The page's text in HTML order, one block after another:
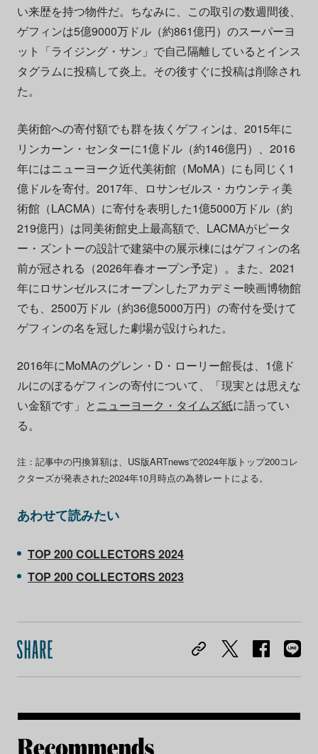
い来歴を持つ物件だ。ちなみに、この取引の数週間後、
ゲフィンは5億9000万ドル（約861億円）のスーパーヨ
ット「ライジング・サン」で自己隔離しているとインス
タグラムに投稿して炎上。その後すぐに投稿は削除され
た。
美術館への寄付額でも群を抜くゲフィンは、2015年に
リンカーン・センターに1億ドル（約146億円）、2016
年にはニューヨーク近代美術館（MoMA）にも同じく1
億ドルを寄付。2017年、ロサンゼルス・カウンティ美
術館（LACMA）に寄付を表明した1億5000万ドル（約
219億円）は同美術館史上最高額で、LACMAがピータ
ー・ズントーの設計で建築中の展示棟にはゲフィンの名
前が冠される（2026年春オープン予定）。また、2021
年にロサンゼルスにオープンしたアカデミー映画博物館
でも、2500万ドル（約36億5000万円）の寄付を受けて
ゲフィンの名を冠した劇場が設けられた。
2016年にMoMAのグレン・D・ローリー館長は、1億ド
ルにのぼるゲフィンの寄付について、「現実とは思えな
い金額です」とニューヨーク・タイムズ紙に語ってい
る。
注：記事中の円換算額は、US版ARTnewsで2024年版トップ200コレ
クターズが発表された2024年10月時点の為替レートによる。
あわせて読みたい
TOP 200 COLLECTORS 2024
TOP 200 COLLECTORS 2023